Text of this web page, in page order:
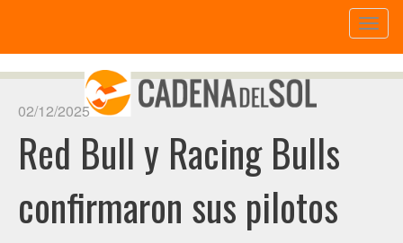
02/12/2025
Red Bull y Racing Bulls
confirmaron sus pilotos